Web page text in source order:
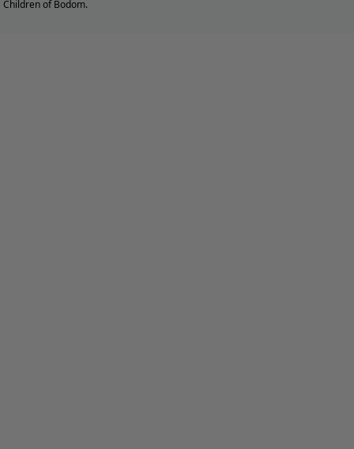
Children of Bodom.